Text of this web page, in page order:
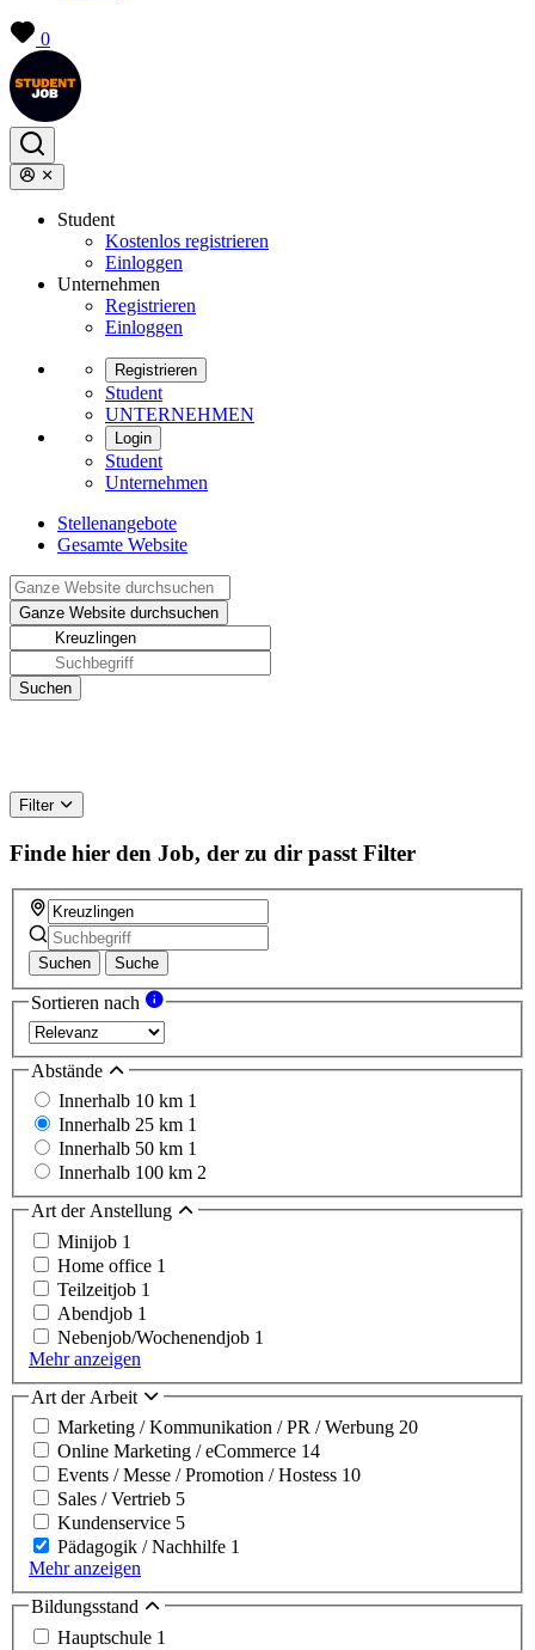
0
Student
Kostenlos registrieren
Einloggen
Unternehmen
Registrieren
Einloggen
Registrieren
Student
UNTERNEHMEN
Login
Student
Unternehmen
Stellenangebote
Gesamte Website
Filter
Finde hier den Job, der zu dir passt Filter
Suchen Suche
Sortieren nach
Abstände
Innerhalb 10 km 1
Innerhalb 25 km 1
Innerhalb 50 km 1
Innerhalb 100 km 2
Art der Anstellung
Minijob 1
Home office 1
Teilzeitjob 1
Abendjob 1
Nebenjob/Wochenendjob 1
Mehr anzeigen
Art der Arbeit
Marketing / Kommunikation / PR / Werbung 20
Online Marketing / eCommerce 14
Events / Messe / Promotion / Hostess 10
Sales / Vertrieb 5
Kundenservice 5
Pädagogik / Nachhilfe 1
Mehr anzeigen
Bildungsstand
Hauptschule 1